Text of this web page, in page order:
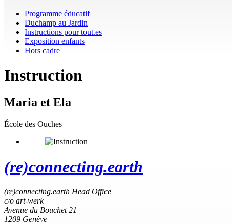
Programme éducatif
Duchamp au Jardin
Instructions pour tout.es
Exposition enfants
Hors cadre
Instruction
Maria et Ela
École des Ouches
(re)connecting.earth
(re)connecting.earth Head Office
c/o art-werk
Avenue du Bouchet 21
1209 Genève